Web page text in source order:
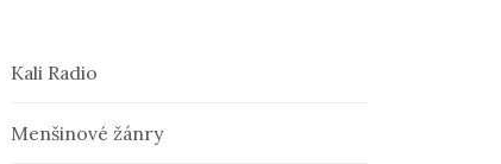
Kali Radio
Menšinové žánry